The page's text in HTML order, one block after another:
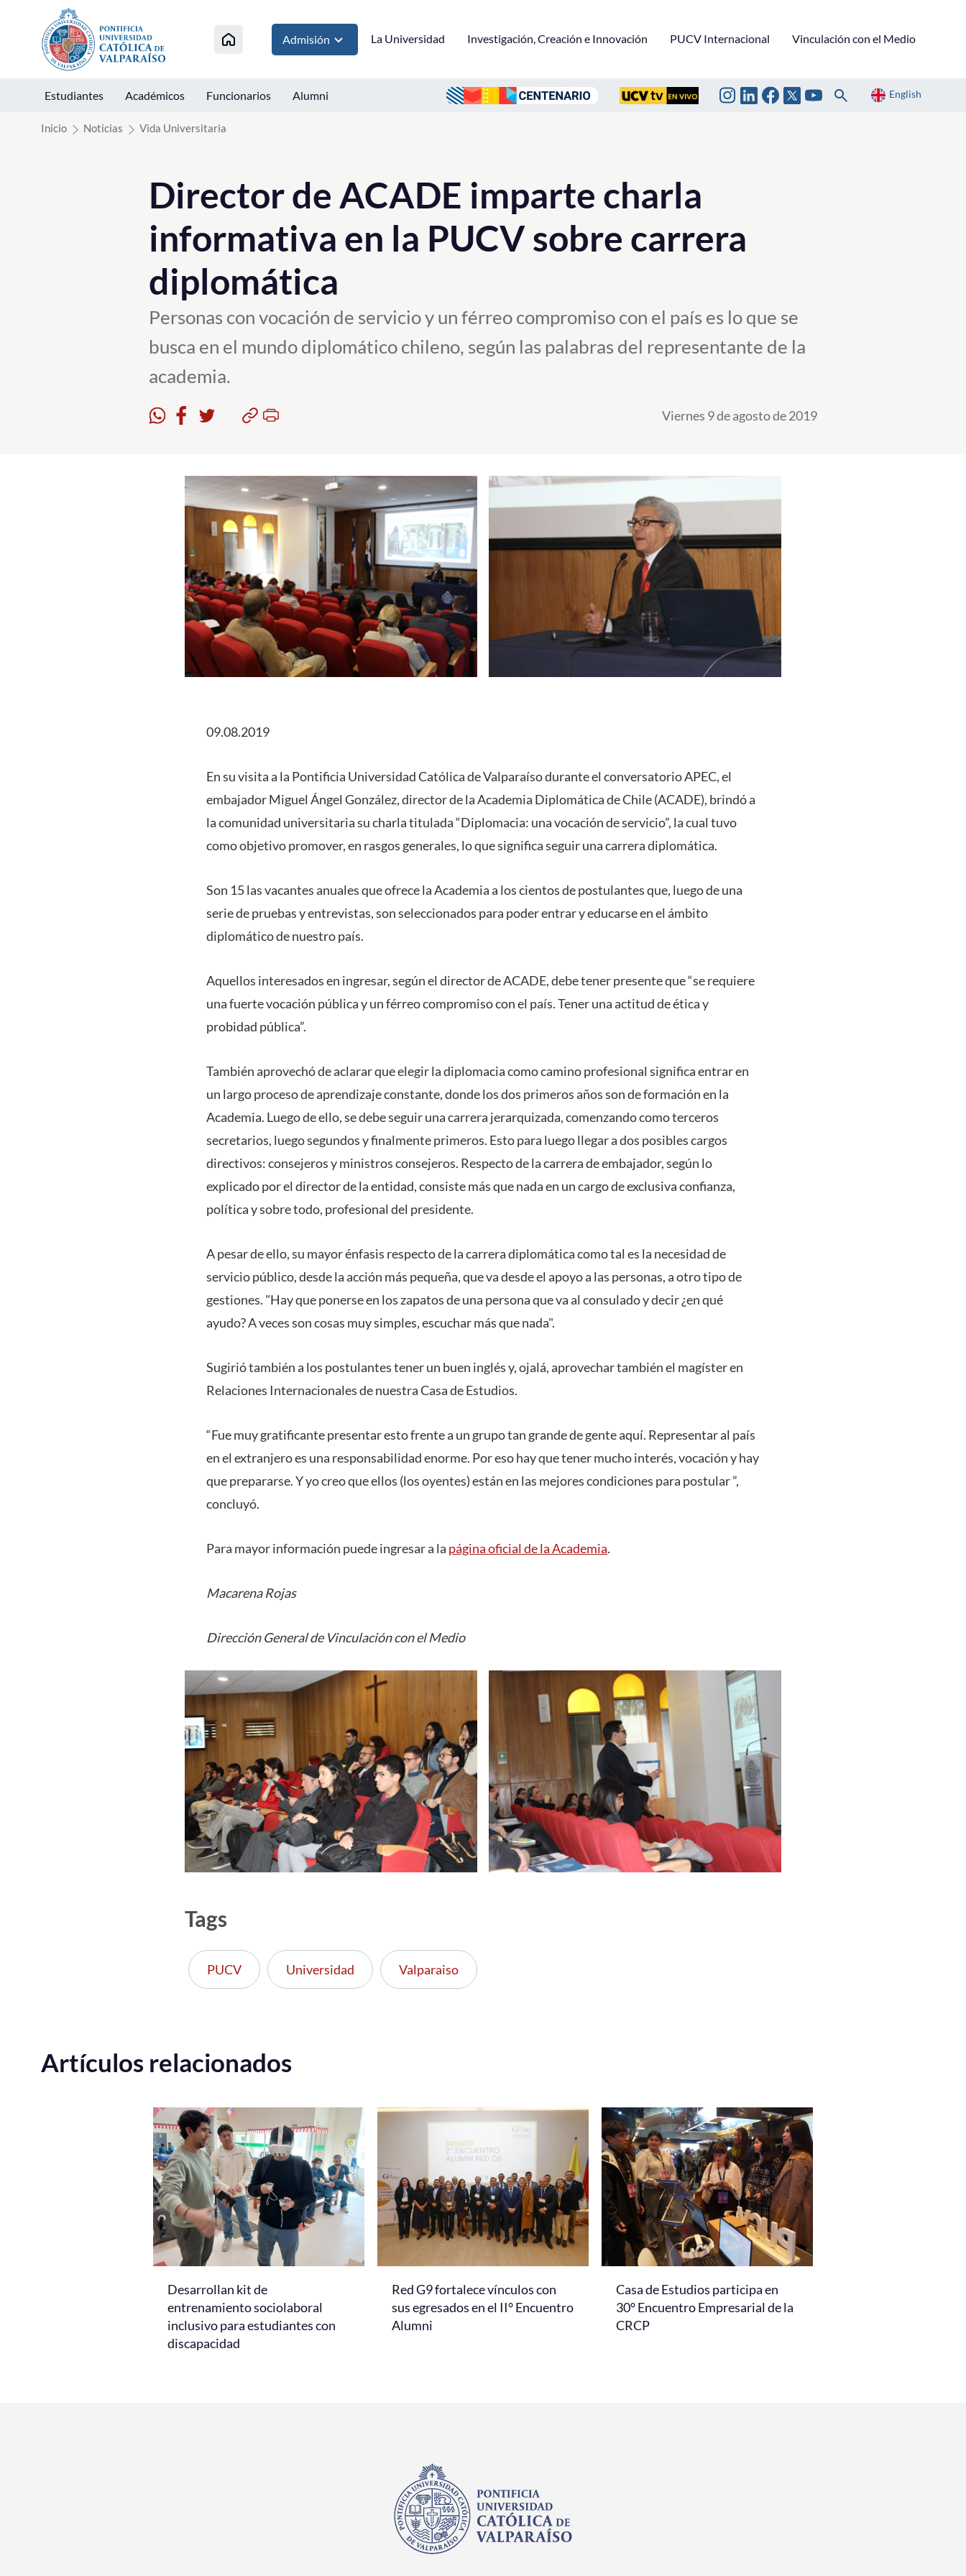
Click acá para ir directamente al contenido
Admisión La Universidad Investigación, Creación e Innovación PUCV Internacional Vinculación con el Medio
Estudiantes Académicos Funcionarios Alumni English
Inicio Noticias Vida Universitaria
Director de ACADE imparte charla
informativa en la PUCV sobre carrera
diplomática
Personas con vocación de servicio y un férreo compromiso con el país es lo que se
busca en el mundo diplomático chileno, según las palabras del representante de la
academia.
Viernes 9 de agosto de 2019
09.08.2019
En su visita a la Pontificia Universidad Católica de Valparaíso durante el conversatorio APEC, el
embajador Miguel Ángel González, director de la Academia Diplomática de Chile (ACADE), brindó a
la comunidad universitaria su charla titulada “Diplomacia: una vocación de servicio”, la cual tuvo
como objetivo promover, en rasgos generales, lo que significa seguir una carrera diplomática.
Son 15 las vacantes anuales que ofrece la Academia a los cientos de postulantes que, luego de una
serie de pruebas y entrevistas, son seleccionados para poder entrar y educarse en el ámbito
diplomático de nuestro país.
Aquellos interesados en ingresar, según el director de ACADE, debe tener presente que “se requiere
una fuerte vocación pública y un férreo compromiso con el país. Tener una actitud de ética y
probidad pública”.
También aprovechó de aclarar que elegir la diplomacia como camino profesional significa entrar en
un largo proceso de aprendizaje constante, donde los dos primeros años son de formación en la
Academia. Luego de ello, se debe seguir una carrera jerarquizada, comenzando como terceros
secretarios, luego segundos y finalmente primeros. Esto para luego llegar a dos posibles cargos
directivos: consejeros y ministros consejeros. Respecto de la carrera de embajador, según lo
explicado por el director de la entidad, consiste más que nada en un cargo de exclusiva confianza,
política y sobre todo, profesional del presidente.
A pesar de ello, su mayor énfasis respecto de la carrera diplomática como tal es la necesidad de
servicio público, desde la acción más pequeña, que va desde el apoyo a las personas, a otro tipo de
gestiones. "Hay que ponerse en los zapatos de una persona que va al consulado y decir ¿en qué
ayudo? A veces son cosas muy simples, escuchar más que nada".
Sugirió también a los postulantes tener un buen inglés y, ojalá, aprovechar también el magíster en
Relaciones Internacionales de nuestra Casa de Estudios.
“Fue muy gratificante presentar esto frente a un grupo tan grande de gente aquí. Representar al país
en el extranjero es una responsabilidad enorme. Por eso hay que tener mucho interés, vocación y hay
que prepararse. Y yo creo que ellos (los oyentes) están en las mejores condiciones para postular ”,
concluyó.
Para mayor información puede ingresar a la página oficial de la Academia.
Macarena Rojas
Dirección General de Vinculación con el Medio
Tags
PUCV Universidad Valparaiso
Artículos relacionados
Desarrollan kit de
entrenamiento sociolaboral
inclusivo para estudiantes con
discapacidad
Red G9 fortalece vínculos con
sus egresados en el II° Encuentro
Alumni
Casa de Estudios participa en
30° Encuentro Empresarial de la
CRCP